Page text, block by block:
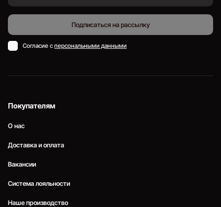
Подписаться на рассылку
Согласие с персональными данными
Покупателям
О нас
Доставка и оплата
Вакансии
Система лояльности
Наше производство